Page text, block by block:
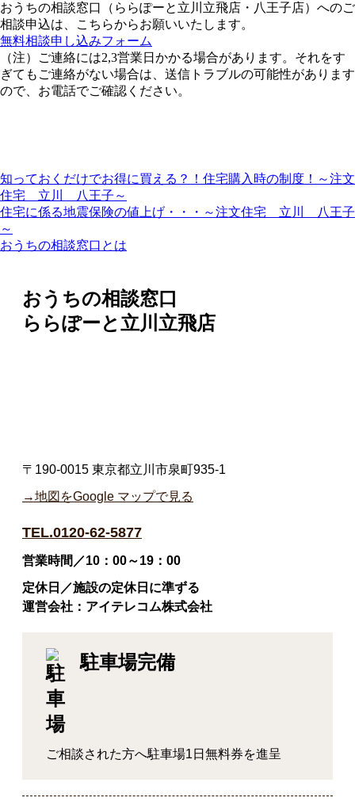
おうちの相談窓口（ららぽーと立川立飛店・八王子店）へのご
相談申込は、こちらからお願いいたします。
無料相談申し込みフォーム
（注）ご連絡には2,3営業日かかる場合があります。それをす
ぎてもご連絡がない場合は、送信トラブルの可能性があります
ので、お電話でご確認ください。
知っておくだけでお得に買える？！住宅購入時の制度！～注文
住宅 立川 八王子～
住宅に係る地震保険の値上げ・・・～注文住宅 立川 八王子
～
おうちの相談窓口とは
おうちの相談窓口
ららぽーと立川立飛店
〒190-0015 東京都立川市泉町935-1
→地図をGoogle マップで見る
TEL.0120-62-5877
営業時間／10：00～19：00
定休日／施設の定休日に準ずる
運営会社：アイテレコム株式会社
駐車場完備
ご相談された方へ駐車場1日無料券を進呈